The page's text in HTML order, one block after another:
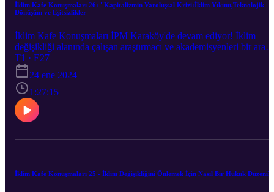
İklim Kafe Konuşmaları 26: ''Kapitalizmin Varoluşsal Krizi:İklim Yıkımı,Teknolojik
Dönüşüm ve Eşitsizlikler''
İklim Kafe Konuşmaları İPM Karaköy'de devam ediyor! İklim
değişikliği alanında çalışan araştırmacı ve akademisyenleri bir araya
getirdiğimiz İklim Kafe Konuşmaları’nın yirmialtıncısı
"Kapitalizmin Varoluşsal Krizi: İklim Yıkımı, Teknolojik Dönüşüm
ve Eşitsizlikler'' 23 Ocak'ta Ümit Şahin’in moderatörlüğünde Prof.
Dr. Haluk Levent ile gerçekleşti.
T1 · E27
24 ene 2024
1:27:15
İklim Kafe Konuşmaları 25 - İklim Değişikliğini Önlemek İçin Nasıl Bir Hukuk Düzeni?